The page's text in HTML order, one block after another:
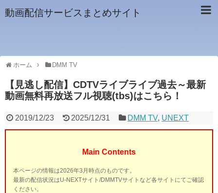
動画配信サービスまとめサイト
ホーム DMM TV
【見逃し配信】CDTVライブライブ過去～最新
動画無料再放送フル視聴(tbs)はこちら！
2019/12/23 2025/12/31 DMM TV, UNEXT
Main Contents
本ページの情報は2026年3月時点のものです。
最新の配信状況はU-NEXTサイト/DMMTVサイトなど各サイトにてご確認
ください。